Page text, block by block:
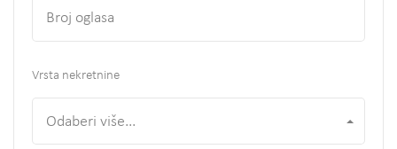
Vrsta nekretnine
Odaberi više...